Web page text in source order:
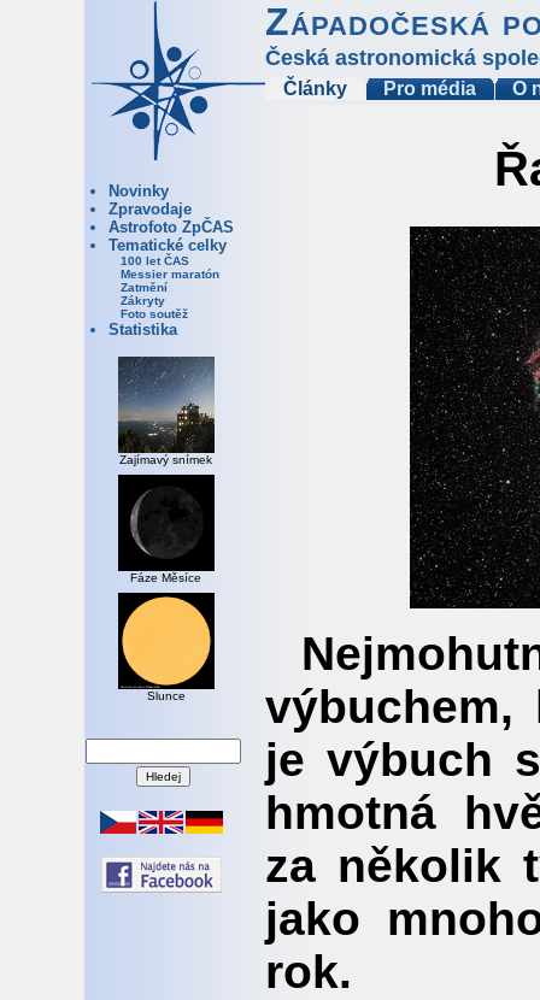
Západočeská
Česká astronomická
Články Pro média O
Novinky
Zpravodaje
Astrofoto ZpČAS
Tematické celky
100 let ČAS
Messier maratón
Zatmění
Zákryty
Foto soutěž
Statistika
Zajímavý snímek
Fáze Měsíce
Slunce
výbuchem,
je výbuch
hmotná
za několik
jako
rok.